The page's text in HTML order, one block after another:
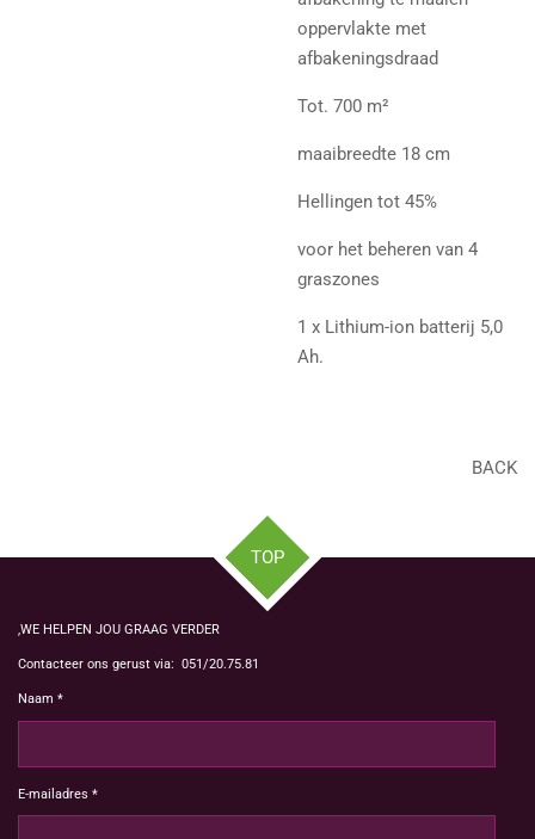
oppervlakte met
afbakeningsdraad
Tot. 700 m²
maaibreedte 18 cm
Hellingen tot 45%
voor het beheren van 4
graszones
1 x Lithium-ion batterij 5,0
Ah.
BACK
TOP
,WE HELPEN JOU GRAAG VERDER
Contacteer ons gerust via: 051/20.75.81
Naam *
E-mailadres *